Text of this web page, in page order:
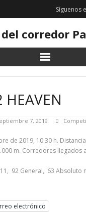
Síguenos
del corredor
HEAVEN
7, 2019
de 2019, 10:30 h.
m. Corredores llegados
92 General, 63 Absoluto
electrónico